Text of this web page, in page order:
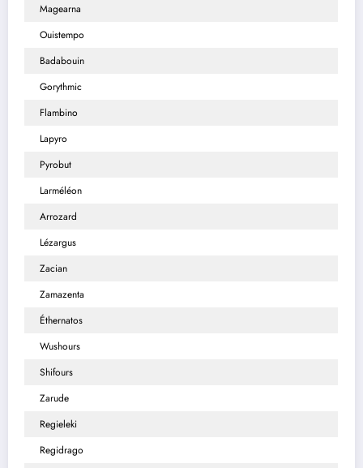
Magearna
Ouistempo
Badabouin
Gorythmic
Flambino
Lapyro
Pyrobut
Larméléon
Arrozard
Lézargus
Zacian
Zamazenta
Éthernatos
Wushours
Shifours
Zarude
Regieleki
Regidrago